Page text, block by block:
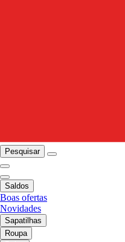
Pesquisar
Saldos
Boas ofertas
Novidades
Sapatilhas
Roupa